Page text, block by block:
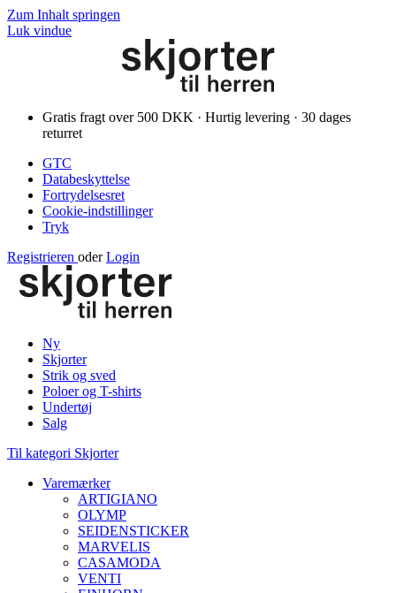
Zum Inhalt springen
Luk vindue
Gratis fragt over 500 DKK · Hurtig levering · 30 dages
returret
GTC
Databeskyttelse
Fortrydelsesret
Cookie-indstillinger
Tryk
Registrieren oder Login
Ny
Skjorter
Strik og sved
Poloer og T-shirts
Undertøj
Salg
Til kategori Skjorter
Varemærker
ARTIGIANO
OLYMP
SEIDENSTICKER
MARVELIS
CASAMODA
VENTI